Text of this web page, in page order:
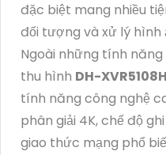
đặc biệt mang nhiều
đối tượng và xử lý hình
Ngoài những tính
thu hình DH-
tính năng công nghệ
phân giải 4K, chế độ
giao thức mạng phổ